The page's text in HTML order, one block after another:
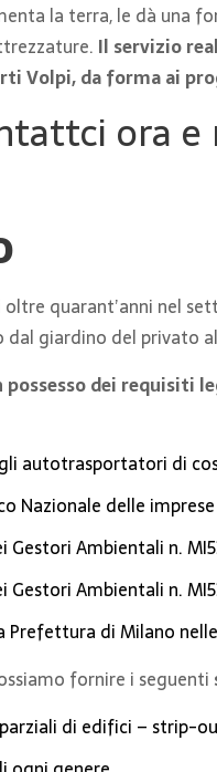
la terra, le dà una
Il servizio
Volpi, da forma ai
ora
oltre quarant’anni nel
dal giardino del privato
possesso dei requisiti
autotrasportatori di
Nazionale delle
Gestori Ambientali n.
Gestori Ambientali n.
Prefettura di Milano
fornire i seguenti
di edifici – strip-